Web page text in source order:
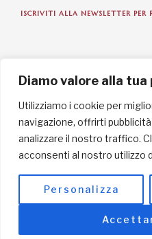
Diamo valore alla tua
Utilizziamo i cookie per
navigazione, offrirti
analizzare il nostro traffico.
acconsenti al nostro utilizzo
Personalizza
ISCRIVITI ALLA NEWSLETTER PER
ISCRIVITI ORA
INFORMAZIONI SULLA
English / USD
© Copyright 2025 L'Africa